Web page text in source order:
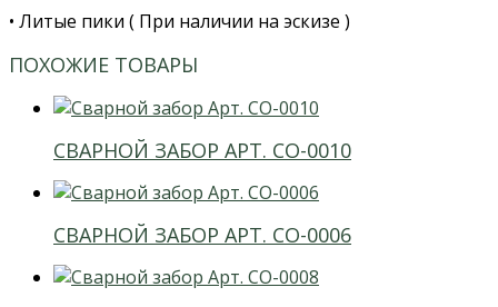
• Литые пики ( При наличии на эскизе )
ПОХОЖИЕ ТОВАРЫ
СВАРНОЙ ЗАБОР АРТ. СО-0010
СВАРНОЙ ЗАБОР АРТ. СО-0006